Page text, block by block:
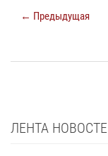
← Предыдущая
ЛЕНТА